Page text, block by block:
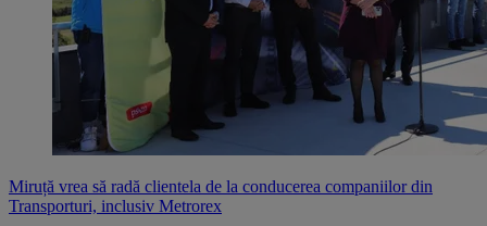
Miruță vrea să radă clientela de la conducerea companiilor din
Transporturi, inclusiv Metrorex